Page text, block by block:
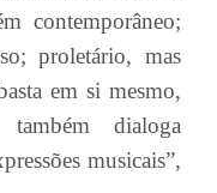
contemporâneo;
proletário, mas
em si mesmo,
dialoga
musicais”,